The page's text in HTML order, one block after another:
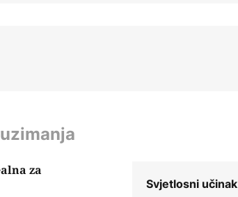
za
Svjetlosni učinak